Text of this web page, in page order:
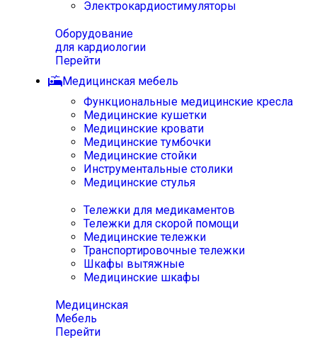
Электрокардиостимуляторы
Оборудование
для кардиологии
Перейти
Медицинская мебель
Функциональные медицинские кресла
Медицинские кушетки
Медицинские кровати
Медицинские тумбочки
Медицинские стойки
Инструментальные столики
Медицинские стулья
Тележки для медикаментов
Тележки для скорой помощи
Медицинские тележки
Транспортировочные тележки
Шкафы вытяжные
Медицинские шкафы
Медицинская
Мебель
Перейти